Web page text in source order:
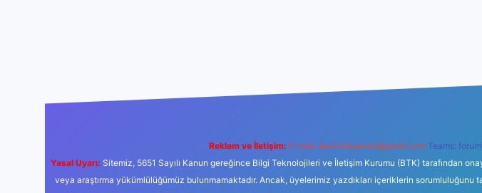
Reklam ve İletişim: E-mail: backlinkpaneli@gmail.com Teams:
Yasal Uyarı: Sitemiz, 5651 Sayılı Kanun gereğince Bilgi Teknolojileri ve İletişim Kurumu (BTK) tarafından
veya araştırma yükümlülüğümüz bulunmamaktadır. Ancak, üyelerimiz yazdıkları içeriklerin